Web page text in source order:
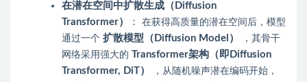
在潜在空间中扩散生成（Diffusion
Transformer）
： 在获得高质量的潜在空间后，模型
通过一个 扩散模型（Diffusion Model）
，其骨干
网络采用强大的 Transformer架构（即Diffusion
Transformer, DiT）
，从随机噪声潜在编码开始，